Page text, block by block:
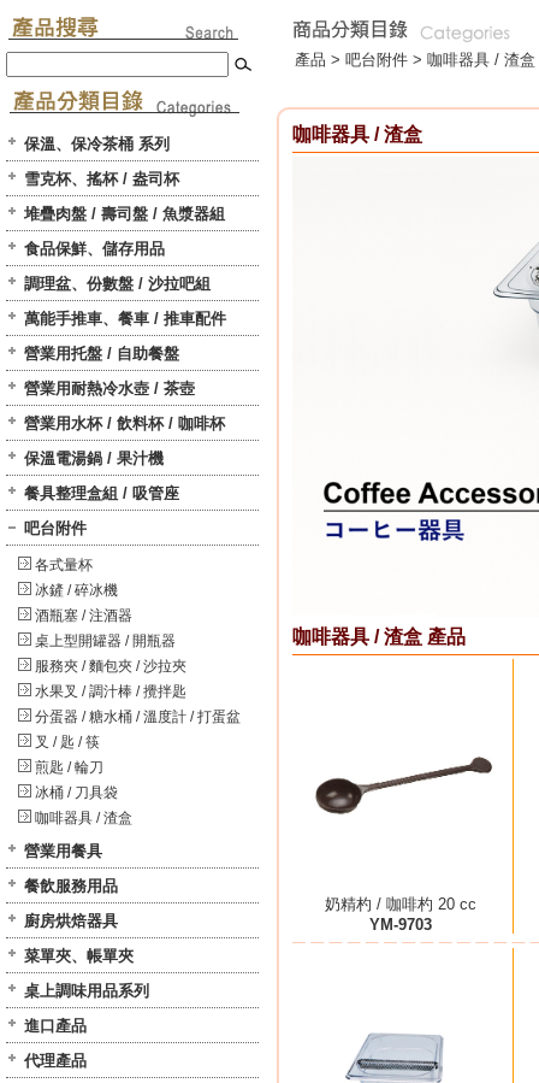
保溫、保冷茶桶 系列
雪克杯、搖杯 / 盎司杯
堆疊肉盤 / 壽司盤 / 魚漿器組
食品保鮮、儲存用品
調理盆、份數盤 / 沙拉吧組
萬能手推車、餐車 / 推車配件
營業用托盤 / 自助餐盤
營業用耐熱冷水壺 / 茶壺
營業用水杯 / 飲料杯 / 咖啡杯
保溫電湯鍋 / 果汁機
餐具整理盒組 / 吸管座
吧台附件
各式量杯
冰鏟 / 碎冰機
酒瓶塞 / 注酒器
桌上型開罐器 / 開瓶器
服務夾 / 麵包夾 / 沙拉夾
水果叉 / 調汁棒 / 攪拌匙
分蛋器 / 糖水桶 / 溫度計 / 打蛋盆
叉 / 匙 / 筷
煎匙 / 輪刀
冰桶 / 刀具袋
咖啡器具 / 渣盒
營業用餐具
餐飲服務用品
廚房烘焙器具
菜單夾、帳單夾
桌上調味用品系列
進口產品
代理產品
產品 > 吧台附件 > 咖啡器具 / 渣盒
咖啡器具 / 渣盒
咖啡器具 / 渣盒 產品
奶精杓 / 咖啡杓 20 cc
YM-9703